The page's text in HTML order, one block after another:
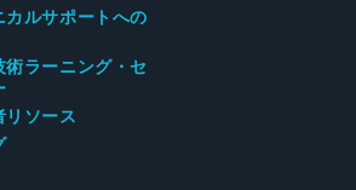
カルサポートへの
術ラーニング・セ
リソース